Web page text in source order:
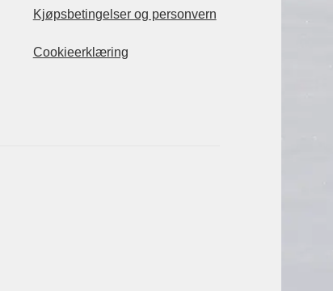
Kjøpsbetingelser og personvern
Cookieerklæring